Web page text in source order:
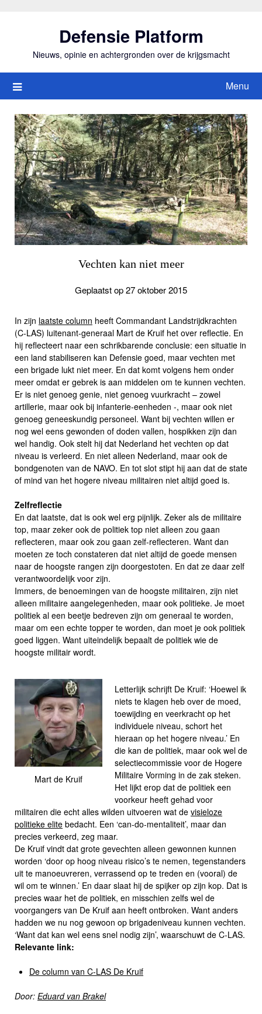
Defensie Platform
Nieuws, opinie en achtergronden over de krijgsmacht
Menu
Vechten kan niet meer
Geplaatst op 27 oktober 2015
In zijn laatste column heeft Commandant Landstrijdkrachten
(C-LAS) luitenant-generaal Mart de Kruif het over reflectie. En
hij reflecteert naar een schrikbarende conclusie: een situatie in
een land stabiliseren kan Defensie goed, maar vechten met
een brigade lukt niet meer. En dat komt volgens hem onder
meer omdat er gebrek is aan middelen om te kunnen vechten.
Er is niet genoeg genie, niet genoeg vuurkracht – zowel
artillerie, maar ook bij infanterie-eenheden -, maar ook niet
genoeg geneeskundig personeel. Want bij vechten willen er
nog wel eens gewonden of doden vallen, hospikken zijn dan
wel handig. Ook stelt hij dat Nederland het vechten op dat
niveau is verleerd. En niet alleen Nederland, maar ook de
bondgenoten van de NAVO. En tot slot stipt hij aan dat de state
of mind van het hogere niveau militairen niet altijd goed is.
Zelfreflectie
En dat laatste, dat is ook wel erg pijnlijk. Zeker als de militaire
top, maar zeker ook de politiek top niet alleen zou gaan
reflecteren, maar ook zou gaan zelf-reflecteren. Want dan
moeten ze toch constateren dat niet altijd de goede mensen
naar de hoogste rangen zijn doorgestoten. En dat ze daar zelf
verantwoordelijk voor zijn.
Immers, de benoemingen van de hoogste militairen, zijn niet
alleen militaire aangelegenheden, maar ook politieke. Je moet
politiek al een beetje bedreven zijn om generaal te worden,
maar om een echte topper te worden, dan moet je ook politiek
goed liggen. Want uiteindelijk bepaalt de politiek wie de
hoogste militair wordt.
Mart de Kruif
Letterlijk schrijft De Kruif: ‘Hoewel ik
niets te klagen heb over de moed,
toewijding en veerkracht op het
individuele niveau, schort het
hieraan op het hogere niveau.’ En
die kan de politiek, maar ook wel de
selectiecommissie voor de Hogere
Militaire Vorming in de zak steken.
Het lijkt erop dat de politiek een
voorkeur heeft gehad voor
militairen die echt alles wilden uitvoeren wat de visieloze
politieke elite bedacht. Een ‘can-do-mentaliteit’, maar dan
precies verkeerd, zeg maar.
De Kruif vindt dat grote gevechten alleen gewonnen kunnen
worden ‘door op hoog niveau risico’s te nemen, tegenstanders
uit te manoeuvreren, verrassend op te treden en (vooral) de
wil om te winnen.’ En daar slaat hij de spijker op zijn kop. Dat is
precies waar het de politiek, en misschien zelfs wel de
voorgangers van De Kruif aan heeft ontbroken. Want anders
hadden we nu nog gewoon op brigadeniveau kunnen vechten.
‘Want dat kan wel eens snel nodig zijn’, waarschuwt de C-LAS.
Relevante link:
De column van C-LAS De Kruif
Door: Eduard van Brakel